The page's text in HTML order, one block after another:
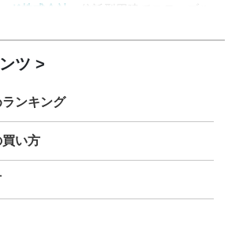
ド株式会社
信託型円建てステーブル
ツ
ンキング
買い方